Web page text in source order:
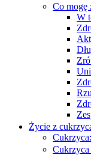
Co mogę
W
Życie z
Cukrzyca